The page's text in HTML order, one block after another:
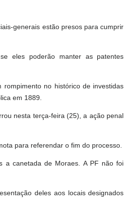
generais estão presos para cumprir
eles poderão manter as patentes
no histórico de investidas
em 1889.
nesta terça-feira (25), a ação penal
para referendar o fim do processo.
a canetada de Moraes. A PF não foi
deles aos locais designados